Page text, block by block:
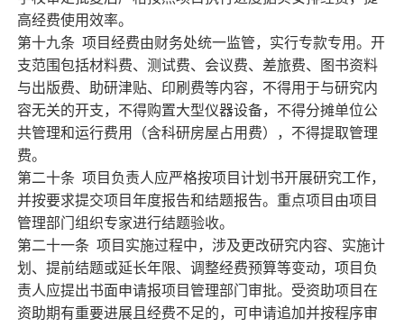
高经费使用效率。
第十九条 项目经费由财务处统一监管，实行专款专用。开
支范围包括材料费、测试费、会议费、差旅费、图书资料
与出版费、助研津贴、印刷费等内容，不得用于与研究内
容无关的开支，不得购置大型仪器设备，不得分摊单位公
共管理和运行费用（含科研房屋占用费），不得提取管理
费。
第二十条 项目负责人应严格按项目计划书开展研究工作，
并按要求提交项目年度报告和结题报告。重点项目由项目
管理部门组织专家进行结题验收。
第二十一条 项目实施过程中，涉及更改研究内容、实施计
划、提前结题或延长年限、调整经费预算等变动，项目负
责人应提出书面申请报项目管理部门审批。受资助项目在
资助期有重要进展且经费不足的，可申请追加并按程序审